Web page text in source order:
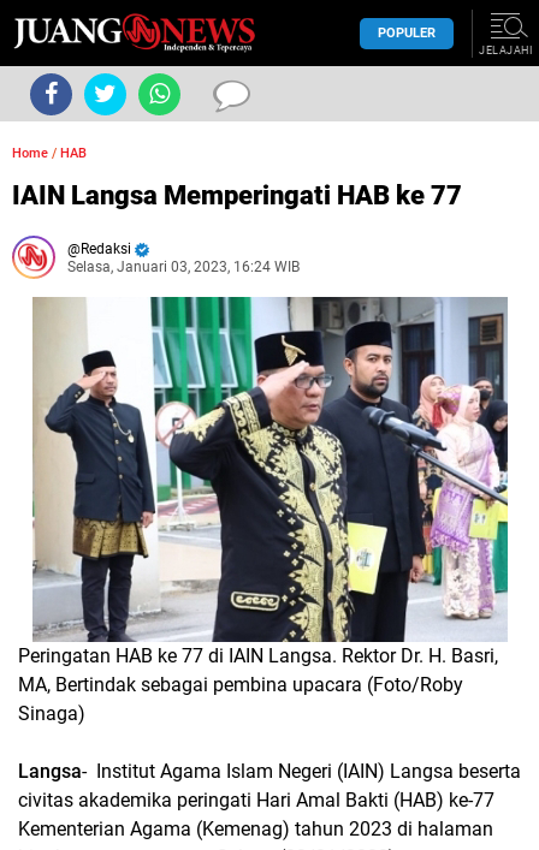
POPULER
JELAJAHI
Home / HAB
IAIN Langsa Memperingati HAB ke 77
Redaksi
Selasa, Januari 03, 2023, 16:24 WIB
Peringatan HAB ke 77 di IAIN Langsa. Rektor Dr. H. Basri,
MA, Bertindak sebagai pembina upacara (Foto/Roby
Sinaga)
Langsa- Institut Agama Islam Negeri (IAIN) Langsa beserta
civitas akademika peringati Hari Amal Bakti (HAB) ke-77
Kementerian Agama (Kemenag) tahun 2023 di halaman